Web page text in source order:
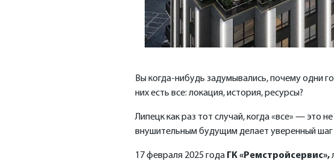
Вы когда-нибудь задумывались, почему одни
них есть все: локация, история, ресурсы?
Липецк как раз тот случай, когда «все» —
внушительным будущим делает уверенный шаг
17 февраля 2025 года ГК «Ремстройсервис»,